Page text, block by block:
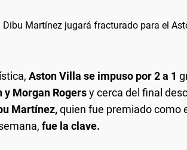
Dibu Martínez jugará fracturado para el
Aston Villa se impuso por 2 a 1
y Morgan Rogersy cerca del final
Martínez,quien fue premiado como
fue la clave.